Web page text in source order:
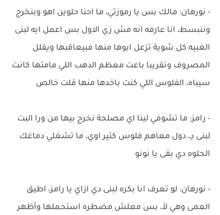
- نورهان: مالك بس يا رموزتي، ما احنا حلوين اهو وبنخرج
وننبسط، انا عارفه انه مش زي الاول بس اعمل ايه لبنى
الغبيه كل شوية تزعل ابوها منها فبيعاقبها ويقلل
المصروف وتقريبا باعت معظم الدهب اللي مامتها كانت
سيباه، الفلوس اللي كنت باخدها منها قلت خالص
- رامز: ما تشوفي لينا اي مصلحة نخرج بيها من ورا البت
لبنى دِ، دول معاهم فلوس كتير اوي، ما تشغلي دماغك
الحلوه دي بقى يا نونو
- نورهان: لو تعرف انا بكره لبنى دي ازاي يا رامز، اطيق
العمى وهي لأ، بس معلش مضطره استحملها وأظهر